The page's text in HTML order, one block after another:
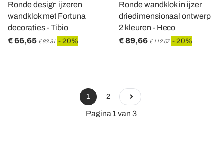
Ronde design ijzeren
wandklok met Fortuna
decoraties - Tibio
€ 66,65 € 83,31 - 20%
Ronde wandklok in ijzer
driedimensionaal ontwerp
2 kleuren - Heco
€ 89,66 € 112,07 - 20%
1 2
Pagina 1 van 3